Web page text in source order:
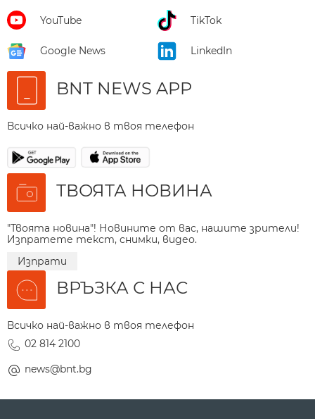
YouTube TikTok
Google News LinkedIn
BNT NEWS APP
Всичко най-важно в твоя телефон
ТВОЯТА НОВИНА
"Твоята новина"! Новините от вас, нашите зрители!
Изпратете текст, снимки, видео.
Изпрати
ВРЪЗКА С НАС
Всичко най-важно в твоя телефон
02 814 2100
news@bnt.bg